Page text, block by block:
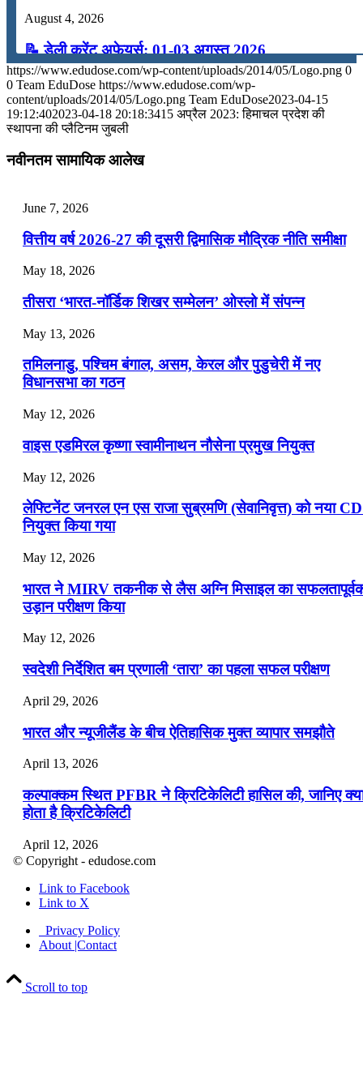
August 4, 2026
📝 डेली करेंट अफेयर्स: 01-03 अगस्त 2026
July 31, 2026
📝 डेली करेंट अफेयर्स: 28-31 जुलाई 2026
July 25, 2026
📝 डेली करेंट अफेयर्स: 22-24 जुलाई 2026
July 22, 2026
📝 डेली करेंट अफेयर्स: 19-21 जुलाई 2026
July 19, 2026
📝 डेली करेंट अफेयर्स: 16-18 जुलाई 2026
https://www.edudose.com/wp-content/uploads/2014/05/Logo.png 0
0 Team EduDose https://www.edudose.com/wp-
content/uploads/2014/05/Logo.png Team EduDose2023-04-15
19:12:402023-04-18 20:18:3415 अप्रैल 2023: हिमाचल प्रदेश की
स्‍थापना की प्लैटिनम जुबली
नवीनतम सामायिक आलेख
June 7, 2026
वित्तीय वर्ष 2026-27 की दूसरी द्विमासिक मौद्रिक नीति समीक्षा
May 18, 2026
तीसरा ‘भारत-नॉर्डिक शिखर सम्मेलन’ ओस्लो में संपन्न
May 13, 2026
तमिलनाडु, पश्चिम बंगाल, असम, केरल और पुडुचेरी में नए
विधानसभा का गठन
May 12, 2026
वाइस एडमिरल कृष्णा स्वामीनाथन नौसेना प्रमुख नियुक्त
May 12, 2026
लेफ्टिनेंट जनरल एन एस राजा सुब्रमणि (सेवानिवृत्त) को नया
नियुक्त किया गया
May 12, 2026
भारत ने MIRV तकनीक से लैस अग्नि मिसाइल का
उड़ान परीक्षण किया
May 12, 2026
स्वदेशी निर्देशित बम प्रणाली ‘तारा’ का पहला सफल परीक्षण
April 29, 2026
भारत और न्यूजीलैंड के बीच ऐतिहासिक मुक्त व्यापार समझौते
April 13, 2026
कल्पाक्कम स्थित PFBR ने क्रिटिकेलिटी हासिल की, जानिए
होता है क्रिटिकेलिटी
April 12, 2026
April 9, 2026
नासा का आर्टेमिस-2 मिशन: मनुष्य एक बार फिर से चंद्रमा के
पहुंचा
April 7, 2026
© Copyright - edudose.com
Link to Facebook
Link to X
Privacy Policy
About |Contact
Scroll to top